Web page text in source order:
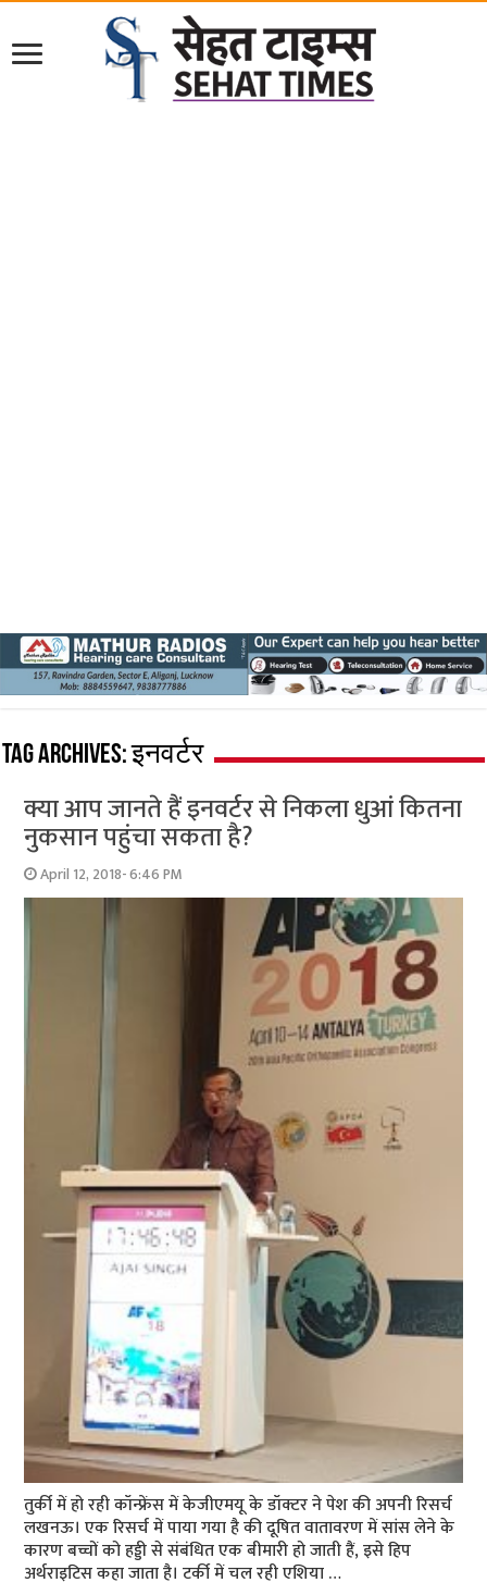
Tag Archives:इनवर्टर
क्या आप जानते हैं इनवर्टर से निकला धुआं कितना
नुकसान पहुंचा सकता है?
April 12, 2018- 6:46 PM
तुर्की में हो रही कॉन्फ्रेंस में केजीएमयू के डॉक्टर ने पेश की अपनी रिसर्च
लखनऊ। एक रिसर्च में पाया गया है की दूषित वातावरण में सांस लेने के
कारण बच्चों को हड्डी से संबंधित एक बीमारी हो जाती हैं, इसे हिप
अर्थराइटिस कहा जाता है। टर्की में चल रही एशिया …